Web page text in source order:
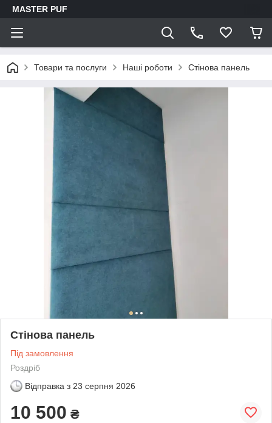
MASTER PUF
Товари та послуги Наші роботи Стінова панель
Стінова панель
Під замовлення
Роздріб
Відправка з 23 серпня 2026
10 500 ₴